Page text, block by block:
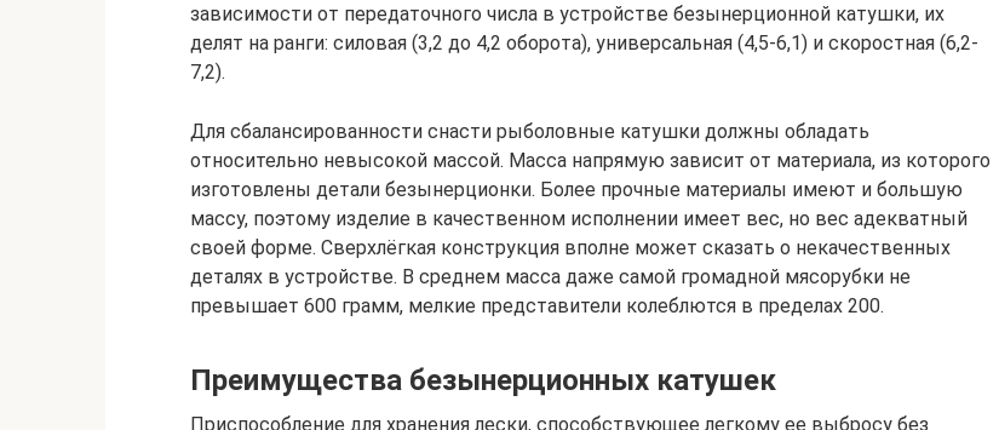
зависимости от передаточного числа в устройстве безынерционной катушки, их
делят на ранги: силовая (3,2 до 4,2 оборота), универсальная (4,5-6,1) и скоростная (6,2-
7,2).
Для сбалансированности снасти рыболовные катушки должны обладать
относительно невысокой массой. Масса напрямую зависит от материала, из которого
изготовлены детали безынерционки. Более прочные материалы имеют и большую
массу, поэтому изделие в качественном исполнении имеет вес, но вес адекватный
своей форме. Сверхлёгкая конструкция вполне может сказать о некачественных
деталях в устройстве. В среднем масса даже самой громадной мясорубки не
превышает 600 грамм, мелкие представители колеблются в пределах 200.
Преимущества безынерционных катушек
Приспособление для хранения лески, способствующее легкому ее выбросу без